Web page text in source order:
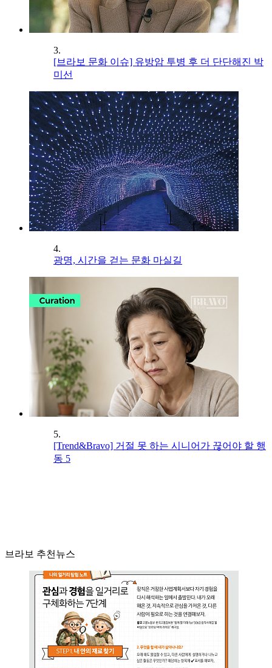
3.
[브라보 문화 이슈] 유방암 투병 후 더 단단해진 박
미선
4.
광명, 시간을 걷는 문화 마실길
5.
[Trend&Bravo] 거절 못 하는 시니어가 끊어야 할 행
동 5
브라보 추천뉴스